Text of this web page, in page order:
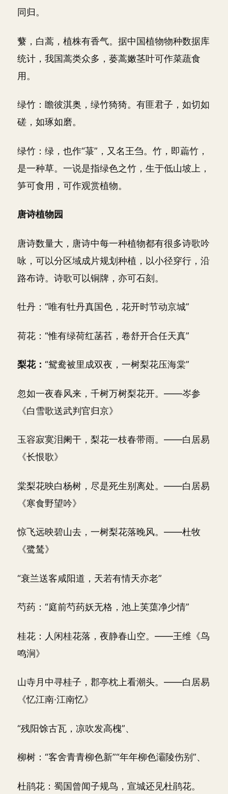
同归。
蘩，白蒿，植株有香气。据中国植物物种数据库
统计，我国蒿类众多，蒌蒿嫩茎叶可作菜蔬食
用。
绿竹：瞻彼淇奥，绿竹猗猗。有匪君子，如切如
磋，如琢如磨。
绿竹：绿，也作“菉”，又名王刍。竹，即萹竹，
是一种草。一说是指绿色之竹，生于低山坡上，
笋可食用，可作观赏植物。
唐诗植物园
唐诗数量大，唐诗中每一种植物都有很多诗歌吟
咏，可以分区域成片规划种植，以小径穿行，沿
路布诗。诗歌可以铜牌，亦可石刻。
牡丹：“唯有牡丹真国色，花开时节动京城”
荷花：“惟有绿荷红菡萏，卷舒开合任天真”
梨花： “鸳鸯被里成双夜，一树梨花压海棠”
忽如一夜春风来，千树万树梨花开。——岑参
《白雪歌送武判官归京》
玉容寂寞泪阑干，梨花一枝春带雨。——白居易
《长恨歌》
棠梨花映白杨树，尽是死生别离处。——白居易
《寒食野望吟》
惊飞远映碧山去，一树梨花落晚风。——杜牧
《鹭鸶》
“衰兰送客咸阳道，天若有情天亦老”
芍药：“庭前芍药妖无格，池上芙蕖净少情”
桂花：人闲桂花落，夜静春山空。——王维《鸟
鸣涧》
山寺月中寻桂子，郡亭枕上看潮头。——白居易
《忆江南·江南忆》
“残阳馀古瓦，凉吹发高槐”、
柳树：“客舍青青柳色新”“年年柳色灞陵伤别”、
杜鹃花：蜀国曾闻子规鸟，宣城还见杜鹃花。